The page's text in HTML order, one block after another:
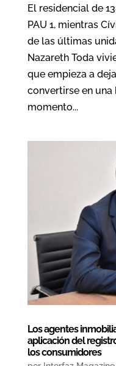
El residencial de
PAU 1, mientras
de las últimas
Nazareth Toda
que empieza a
convertirse en una
momento...
Los agentes
aplicación del
los consumidores